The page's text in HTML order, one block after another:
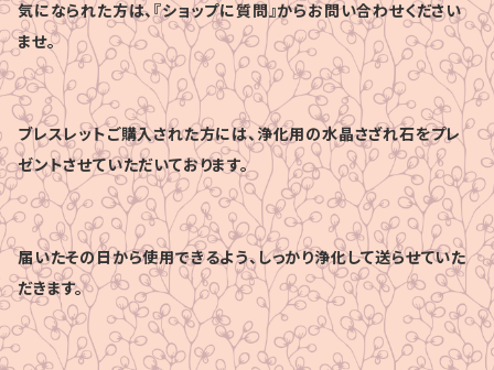
気になられた方は、『ショップに質問』からお問い合わせください
ませ。
ブレスレットご購入された方には、浄化用の水晶さざれ石をプレ
ゼントさせていただいております。
届いたその日から使用できるよう、しっかり浄化して送らせていた
だきます。